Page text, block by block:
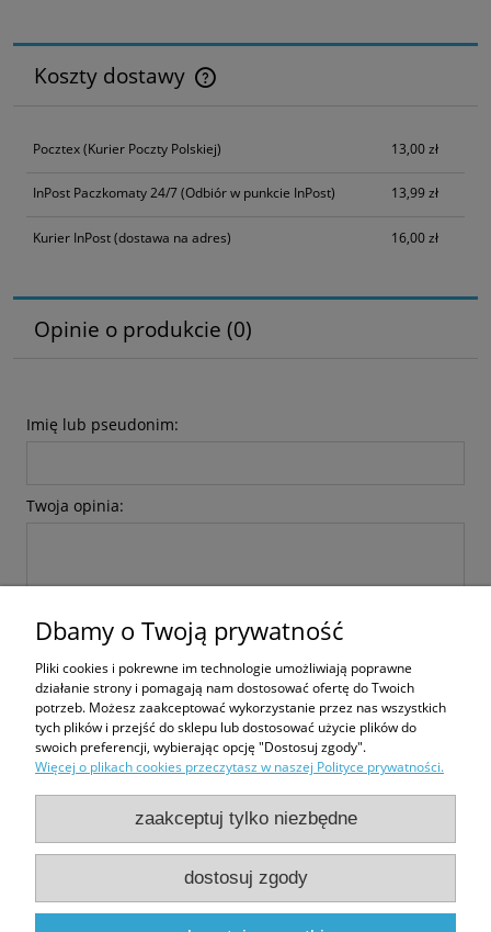
Koszty dostawy
Cena nie zawiera ewentualnych kosztów płatności
Pocztex(Kurier Poczty Polskiej) 13,00 zł
InPost Paczkomaty 24/7(Odbiór w punkcie InPost) 13,99 zł
Kurier InPost(dostawa na adres) 16,00 zł
Opinie o produkcie (0)
Imię lub pseudonim:
Twoja opinia:
wyślij
Zakupy
Pomoc
Moje konto
Dbamy o Twoją prywatność
Pliki cookies i pokrewne im technologie umożliwiają poprawne
działanie strony i pomagają nam dostosować ofertę do Twoich
potrzeb. Możesz zaakceptować wykorzystanie przez nas wszystkich
tych plików i przejść do sklepu lub dostosować użycie plików do
swoich preferencji, wybierając opcję "Dostosuj zgody".
Więcej o plikach cookies przeczytasz w naszej Polityce prywatności.
zaakceptuj tylko niezbędne
dostosuj zgody